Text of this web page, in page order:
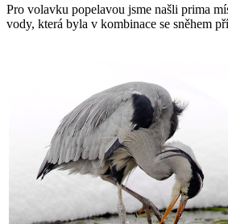
Pro volavku popelavou jsme našli prima
vody, která byla v kombinace se sněhem